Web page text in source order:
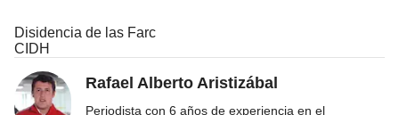
Disidencia de las Farc
CIDH
Rafael Alberto Aristizábal
Periodista con 6 años de experiencia en el